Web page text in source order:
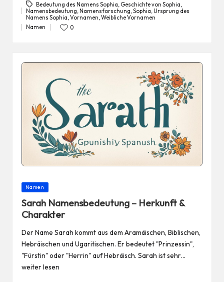
Tags:
Bedeutung des Namens Sophia Geschichte von Sophia
Namensbedeutung Namensforschung Sophia Ursprung des
Namens Sophia Vornamen Weibliche Vornamen
Posted
Namen 0
Posted
Namen
Sarah Namensbedeutung – Herkunft &
Charakter
Der Name Sarah kommt aus dem Aramäischen, Biblischen,
Hebräischen und Ugaritischen. Er bedeutet "Prinzessin",
"Fürstin" oder "Herrin" auf Hebräisch. Sarah ist sehr…
weiter lesen